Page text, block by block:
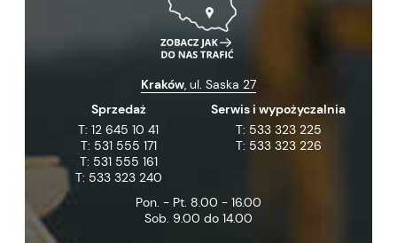
Kraków, ul. Saska 27
Sprzedaż
T:12 645 10 41
T: 531 555 171
T: 531 555 161
T: 533 323 240
Serwis i wypożyczalnia
T: 533 323 225
T: 533 323 226
Pon. - Pt. 8.00 - 16.00
Sob. 9.00 do 14.00